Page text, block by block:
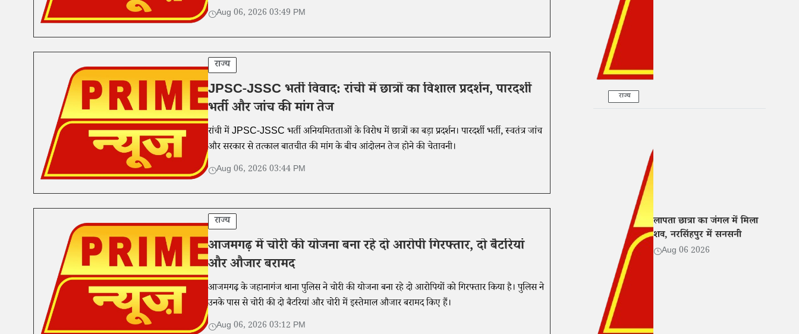
Aug 06, 2026 03:49 PM
राज्य
JPSC-JSSC भर्ती विवाद: रांची में छात्रों का विशाल प्रदर्शन, पारदर्शी
भर्ती और जांच की मांग तेज
रांची में JPSC-JSSC भर्ती अनियमितताओं के विरोध में छात्रों का बड़ा प्रदर्शन। पारदर्शी भर्ती, स्वतंत्र जांच
और सरकार से तत्काल बातचीत की मांग के बीच आंदोलन तेज होने की चेतावनी।
Aug 06, 2026 03:44 PM
राज्य
आजमगढ़ में चोरी की योजना बना रहे दो आरोपी गिरफ्तार, दो बैटरियां
और औजार बरामद
आजमगढ़ के जहानागंज थाना पुलिस ने चोरी की योजना बना रहे दो आरोपियों को गिरफ्तार किया है। पुलिस ने
उनके पास से चोरी की दो बैटरियां और चोरी में इस्तेमाल औजार बरामद किए हैं।
Aug 06, 2026 03:12 PM
राज्य
लापता छात्रा का जंगल में मिला
शव, नरसिंहपुर में सनसनी
Aug 06 2026